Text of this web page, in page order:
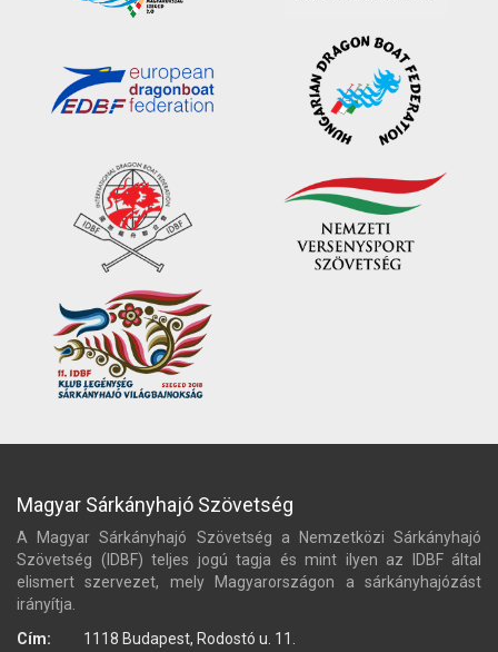
Magyar Sárkányhajó Szövetség
A Magyar Sárkányhajó Szövetség a Nemzetközi Sárkányhajó
Szövetség (IDBF) teljes jogú tagja és mint ilyen az IDBF által
elismert szervezet, mely Magyarországon a sárkányhajózást
irányítja.
Cím:
1118 Budapest, Rodostó u. 11.